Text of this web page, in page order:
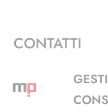
CONTATTI
Via Alfieri, 27 -
+39 02 4846